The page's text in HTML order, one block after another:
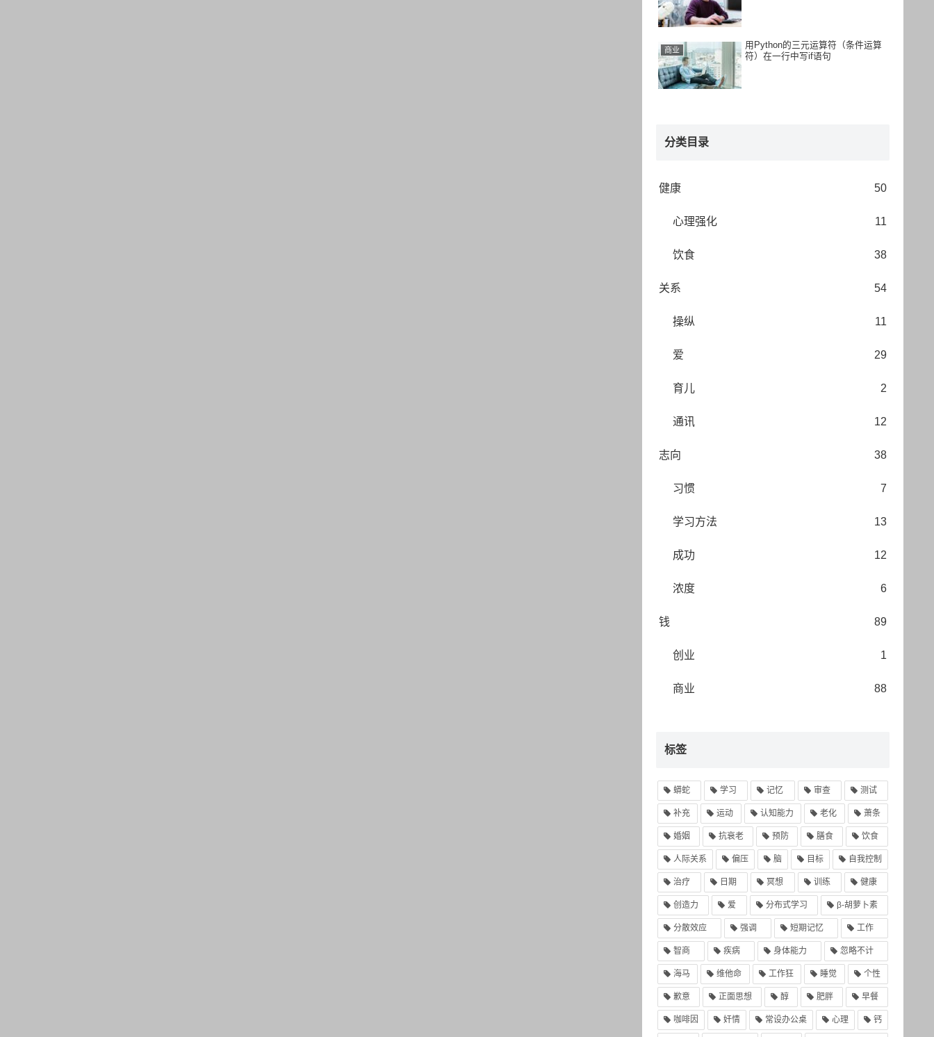
商业
用Python的三元运算符（条件运算
符）在一行中写if语句
分类目录
健康 50
心理强化 11
饮食 38
关系 54
操纵 11
爱 29
育儿 2
通讯 12
志向 38
习惯 7
学习方法 13
成功 12
浓度 6
钱 89
创业 1
商业 88
标签
蟒蛇 学习 记忆 审查 测试
补充 运动 认知能力 老化 萧条
婚姻 抗衰老 预防 膳食 饮食
人际关系 偏压 脑 目标 自我控制
治疗 日期 冥想 训练 健康
创造力 爱 分布式学习 β-胡萝卜素
分散效应 强调 短期记忆 工作
智商 疾病 身体能力 忽略不计
海马 维他命 工作狂 睡觉 个性
歉意 正面思想 醇 肥胖 早餐
咖啡因 奸情 常设办公桌 心理 钙